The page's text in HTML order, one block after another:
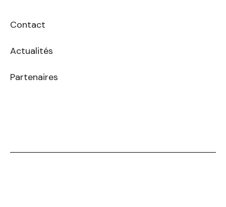
Contact
Actualités
Partenaires